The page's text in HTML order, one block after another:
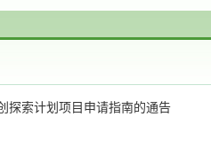
探索计划项目申请指南的通告